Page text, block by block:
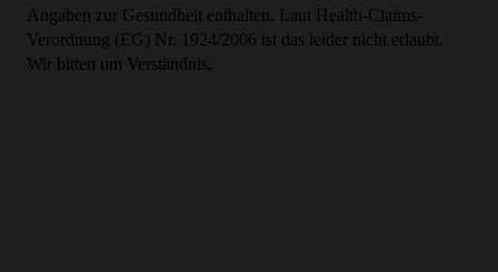
Angaben zur Gesundheit enthalten. Laut Health-Claims-
Verordnung (EG) Nr. 1924/2006 ist das leider nicht erlaubt.
Wir bitten um Verständnis.